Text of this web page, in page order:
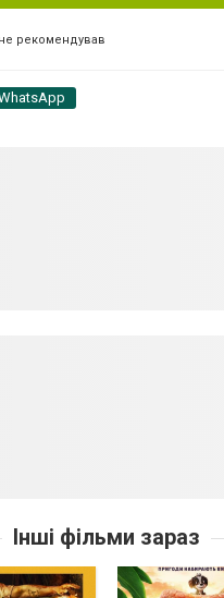
рекомендував
Інші фільми зараз